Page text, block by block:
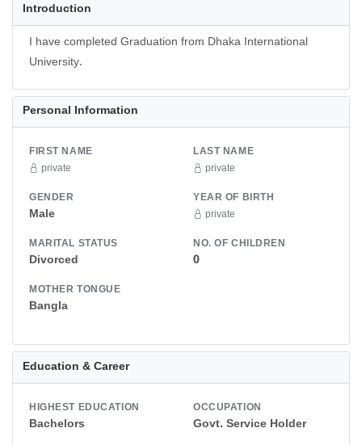
Introduction
I have completed Graduation from Dhaka International
University.
Personal Information
FIRST NAME
private
LAST NAME
private
GENDER
Male
YEAR OF BIRTH
private
MARITAL STATUS
Divorced
NO. OF CHILDREN
0
MOTHER TONGUE
Bangla
Education & Career
HIGHEST EDUCATION
Bachelors
OCCUPATION
Govt. Service Holder